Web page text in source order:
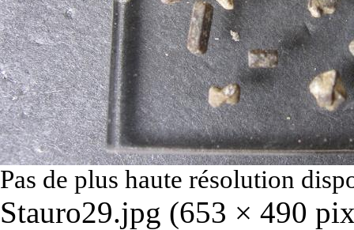
Pas de plus haute résolution
Stauro29.jpg (653 × 490